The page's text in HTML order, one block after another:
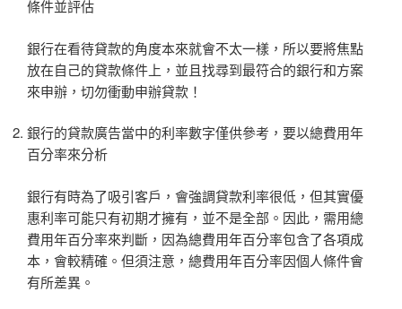
條件並評估
銀行在看待貸款的角度本來就會不太一樣，所以要將焦點
放在自己的貸款條件上，並且找尋到最符合的銀行和方案
來申辦，切勿衝動申辦貸款！
銀行的貸款廣告當中的利率數字僅供參考，要以總費用年
百分率來分析
銀行有時為了吸引客戶，會強調貸款利率很低，但其實優
惠利率可能只有初期才擁有，並不是全部。因此，需用總
費用年百分率來判斷，因為總費用年百分率包含了各項成
本，會較精確。但須注意，總費用年百分率因個人條件會
有所差異。